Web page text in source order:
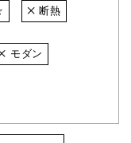
断熱
モダン